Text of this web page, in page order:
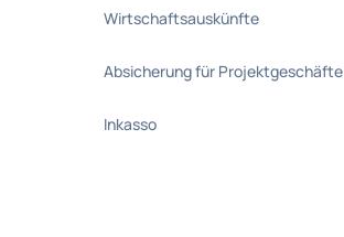
Wirtschaftsauskünfte
Absicherung für Projektgeschäfte
Inkasso